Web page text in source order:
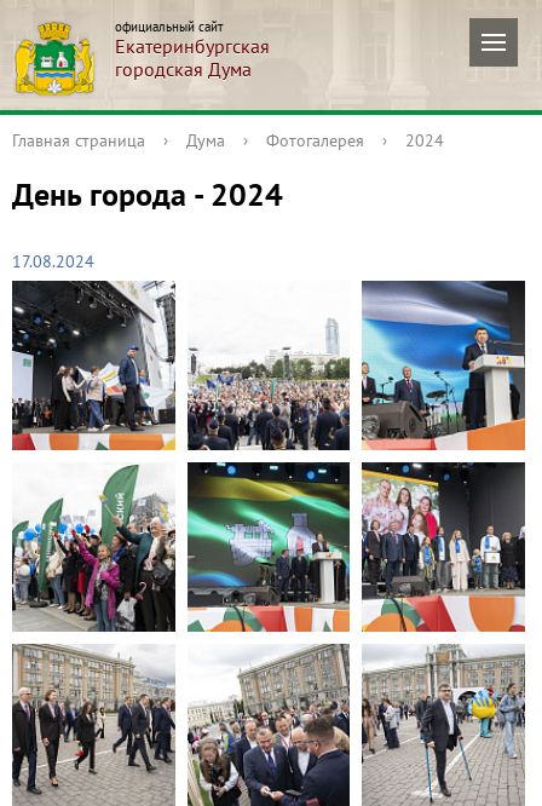
официальный сайт
Екатеринбургская
городская Дума
Главная страница › Дума › Фотогалерея › 2024
День города - 2024
17.08.2024